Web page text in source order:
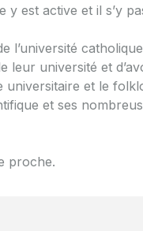
y est active et il s’y
l’université
leur université et
universitaire et le
et ses
proche.